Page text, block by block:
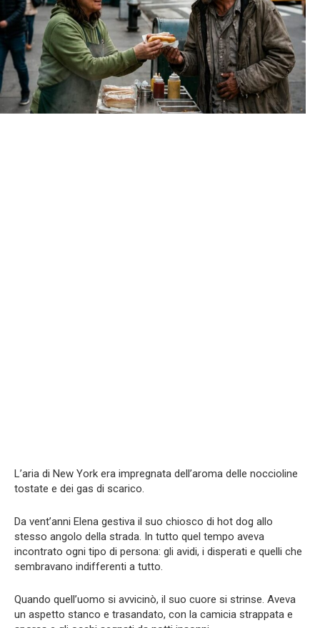
L’aria di New York era impregnata dell’aroma delle noccioline
tostate e dei gas di scarico.
Da vent’anni Elena gestiva il suo chiosco di hot dog allo
stesso angolo della strada. In tutto quel tempo aveva
incontrato ogni tipo di persona: gli avidi, i disperati e quelli che
sembravano indifferenti a tutto.
Quando quell’uomo si avvicinò, il suo cuore si strinse. Aveva
un aspetto stanco e trasandato, con la camicia strappata e